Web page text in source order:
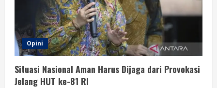
Opini
Situasi Nasional Aman Harus Dijaga dari Provokasi
Jelang HUT ke-81 RI